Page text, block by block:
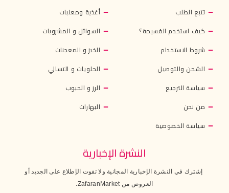
تتبع الطلب
كيف استخدم القسيمة؟
شروط الاستخدام
الشحن والتوصيل
سياسة الترجيع
من نحن
سياسة الخصوصية
أغذية ومعلبات
السوائل و المشروبات
الخبز و المعجنات
الحلويات و التسالي
الرز و الحبوب
البهارات
النشرة الإخبارية
إشترك في النشرة الإخبارية المجانية ولا تفوت الإطلاع على الجديد أو
العروض من ZafaranMarket.